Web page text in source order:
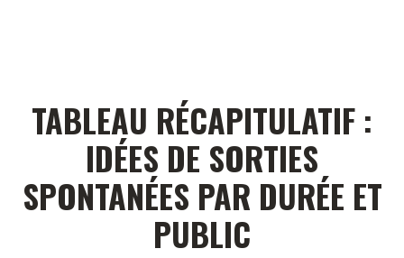
TABLEAU RÉCAPITULATIF :
IDÉES DE SORTIES
SPONTANÉES PAR DURÉE ET
PUBLIC